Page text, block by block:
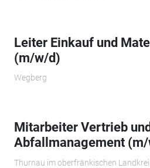
Leiter Einkauf und
(m/w/d)
Wegberg
Mitarbeiter Vertrieb und
Abfallmanagement
Thurnau im oberfränkischen